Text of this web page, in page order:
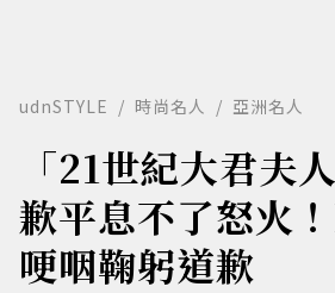
udnSTYLE 時尚名人 亞洲名人
「21世紀大君夫
歉平息不了怒火
哽咽鞠躬道歉